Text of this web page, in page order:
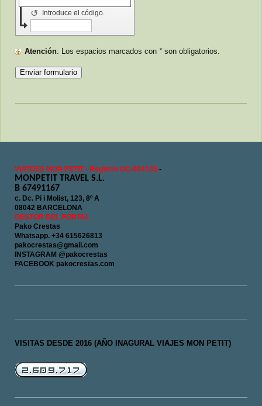
Introduce el código.
↺
Atención : Los espacios marcados con *son obligatorios.
VIATGES MON PETIT - Registre GC-004105 -
MONPETIT TRAVEL S.L.
B 67491167
c. Dc. Pi i Molist, 123, 8º A
08042 BARCELONA
GESTOR DEL PORTAL
Pako Crestas
Whatsapp. +34 615626813
pakocrestas@gmail.com
INSTAGRAM @pakocrestas
FACEBOOK pakocrestas.com
VISITAS DESDE 2016 (AÑO INAGURAL VIAJES MON PETIT)